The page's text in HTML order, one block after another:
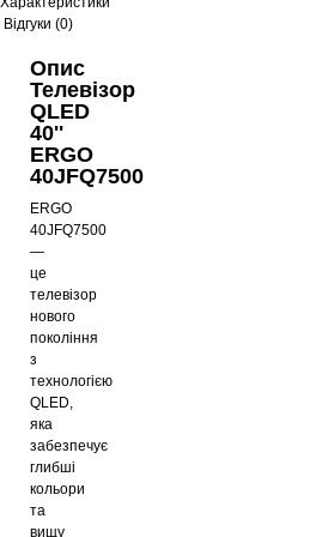
Відгуки (0)
Опис
Телевізор
QLED
40''
ERGO
40JFQ7500
ERGO
40JFQ7500
—
це
телевізор
нового
покоління
з
технологією
QLED,
яка
забезпечує
глибші
кольори
та
вищу